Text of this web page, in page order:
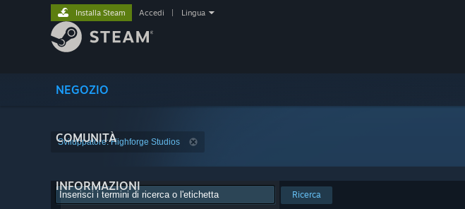
NEGOZIO
COMUNITÀ
INFORMAZIONI
Installa Steam Accedi Lingua
Sviluppatore: Highforge Studios
Ricerca